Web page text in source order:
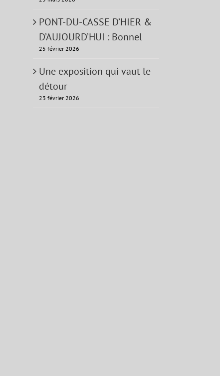
PONT-DU-CASSE D’HIER &
D’AUJOURD’HUI : Bonnel
25 février 2026
Une exposition qui vaut le
détour
23 février 2026